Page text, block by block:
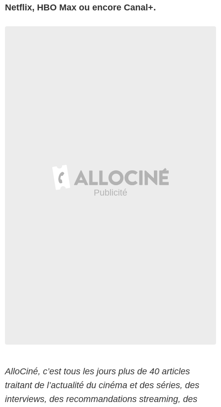
Netflix, HBO Max ou encore Canal+.
AlloCiné, c’est tous les jours plus de 40 articles
traitant de l’actualité du cinéma et des séries, des
interviews, des recommandations streaming, des